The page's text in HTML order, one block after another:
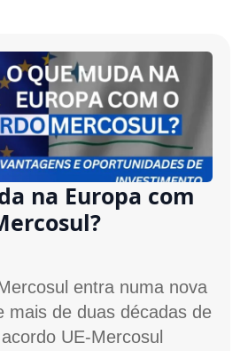
na Europa com
entra numa nova
mais de duas décadas de
UE-Mercosul